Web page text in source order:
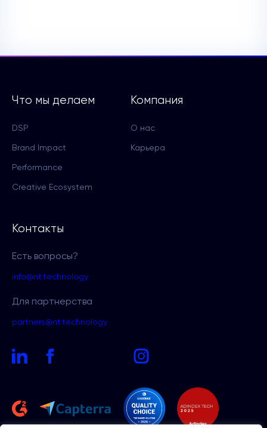
Компания
О нас
Карьера
Что мы делаем
DSP
Brand Impact
Performance
Creative Ecosystem
Контакты
Есть вопросы?
info@nt.technology
Для партнерства
partners@nt.technology